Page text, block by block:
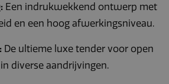
: Een indrukwekkend ontwerp met
en een hoog afwerkingsniveau.
: De ultieme luxe tender voor open
diverse aandrijvingen.